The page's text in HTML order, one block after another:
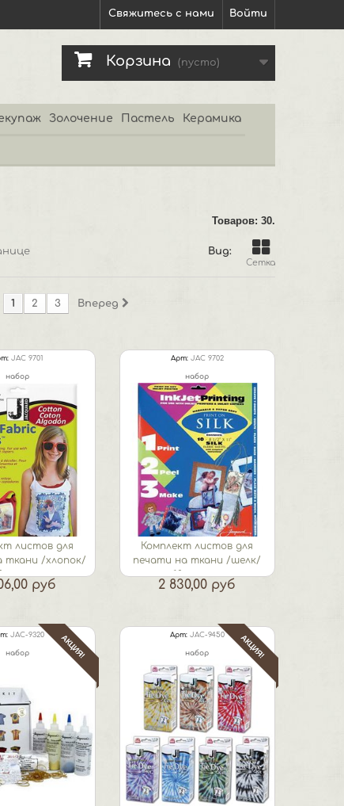
Войти
Свяжитесь с нами
Корзина (пусто)
Золочение Пастель Керамика
Товаров: 30.
Вид:
Сетка
1 2 3 Вперед
JAC 9701
набор
листов для
ткани /хлопок/
руб
Арт: JAC 9702
набор
Комплект листов для
печати на ткани /шелк/
10листов
2 830,00 руб
JAC-9320
набор АКЦИЯ! Арт: JAC-9450
набор АКЦИЯ!